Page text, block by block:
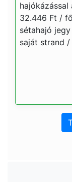
32.446 Ft /
sétahajó
saját strand